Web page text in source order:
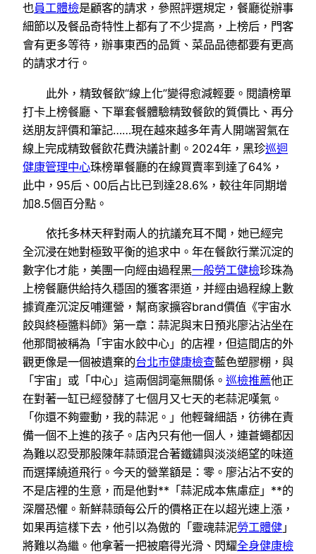
也員工體檢是顧客的請求，參照評選規定，餐廳從辦事
細節以及餐品奇特性上都有了不少提高，上榜后，門客
會有更多等待，辦事東西的品質、菜品品德都要有更高
的請求才行。
此外，精致餐飲“線上化”變得愈減輕要。閱讀榜單
打卡上榜餐廳、下單套餐體驗精致餐飲的質價比、再分
送朋友評價和筆記……現在越來越多年青人開端習氣在
線上完成精致餐飲花費決議計劃。2024年，黑珍巡迴
健康管理中心珠榜單餐廳的在線買賣率到達了64%，
此中，95后、00后占比已到達28.6%，較往年同期增
加8.5個百分點。
依托多林天秤對兩人的抗議充耳不聞，她已經完
全沉浸在她對極致平衡的追求中。年在餐飲行業沉淀的
數字化才能，美團一向經由過程黑一般勞工健檢珍珠為
上榜餐廳供給持久穩固的獲客渠道，并經由過程線上數
據資產沉淀反哺運營，幫商家擴容brand價值《宇宙水
餃與終極醬料師》第一章：蒜泥與末日預兆廖沾沾坐在
他那間被稱為「宇宙水餃中心」的店裡，但這間店的外
觀更像是一個被遺棄的台北巿健康檢查藍色塑膠棚，與
「宇宙」或「中心」這兩個詞毫無關係。 巡檢推薦他正
在對著一缸已經發酵了七個月又七天的老蒜泥嘆氣。
「你還不夠靈動，我的蒜泥。」他輕聲細語，彷彿在責
備一個不上進的孩子。店內只有他一個人，連蒼蠅都因
為難以忍受那股陳年蒜頭混合著鐵鏽與淡淡絕望的味道
而選擇繞道飛行。今天的營業額是：零。廖沾沾不安的
不是店裡的生意，而是他對**「蒜泥成本焦慮症」**的
深層恐懼。新鮮蒜頭每公斤的價格正在以超光速上漲，
如果再這樣下去，他引以為傲的「靈魂蒜泥勞工體健 」
將難以為繼。他拿著一把被磨得光滑、閃耀全身健康檢